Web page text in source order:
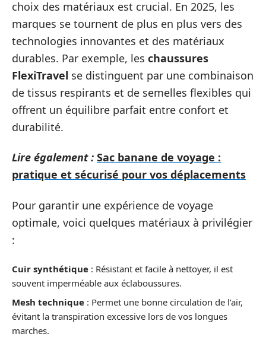
choix des matériaux est crucial. En 2025, les
marques se tournent de plus en plus vers des
technologies innovantes et des matériaux
durables. Par exemple, les chaussures
FlexiTravel se distinguent par une combinaison
de tissus respirants et de semelles flexibles qui
offrent un équilibre parfait entre confort et
durabilité.
Lire également : Sac banane de voyage :
pratique et sécurisé pour vos déplacements
Pour garantir une expérience de voyage
optimale, voici quelques matériaux à privilégier
:
Cuir synthétique : Résistant et facile à nettoyer, il est
souvent imperméable aux éclaboussures.
Mesh technique : Permet une bonne circulation de l’air,
évitant la transpiration excessive lors de vos longues
marches.